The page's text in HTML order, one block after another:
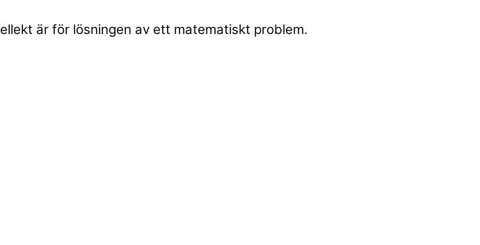
är för lösningen av ett matematiskt problem.